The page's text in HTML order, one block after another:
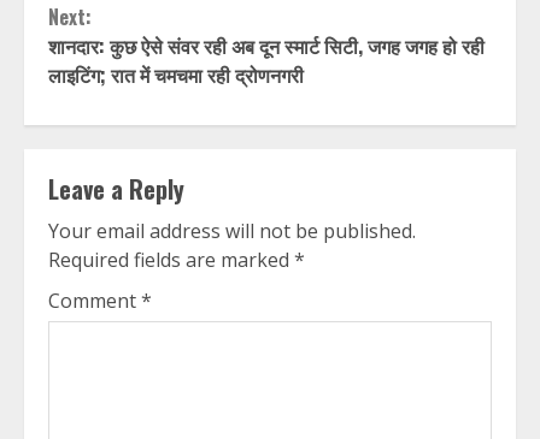
Next:
शानदार: कुछ ऐसे संवर रही अब दून स्मार्ट सिटी, जगह जगह हो रही
लाइटिंग; रात में चमचमा रही द्रोणनगरी
Leave a Reply
Your email address will not be published.
Required fields are marked *
Comment*